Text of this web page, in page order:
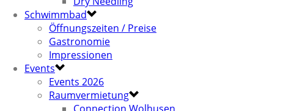
Schwimmbad
Öffnungszeiten / Preise
Gastronomie
Impressionen
Events
Events 2026
Raumvermietung